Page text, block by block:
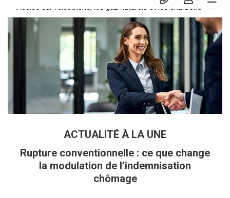
Accise sur l’électricité, les gaz naturels et les charbons
ACTUALITÉ À LA UNE
Rupture conventionnelle : ce que change
la modulation de l’indemnisation
chômage